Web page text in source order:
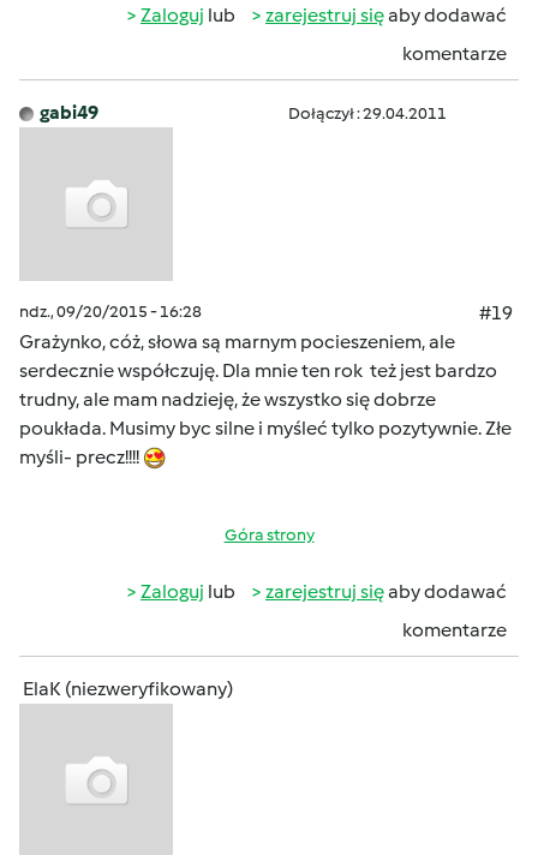
Zaloguj lub zarejestruj sięaby dodawać
komentarze
gabi49 Dołączył : 29.04.2011
ndz., 09/20/2015 - 16:28
#19
Grażynko, cóż, słowa są marnym pocieszeniem, ale
serdecznie współczuję. Dla mnie ten rok też jest bardzo
trudny, ale mam nadzieję, że wszystko się dobrze
poukłada. Musimy byc silne i myśleć tylko pozytywnie. Złe
myśli- precz!!!!
Góra strony
Zaloguj lub zarejestruj sięaby dodawać
komentarze
ElaK (niezweryfikowany)